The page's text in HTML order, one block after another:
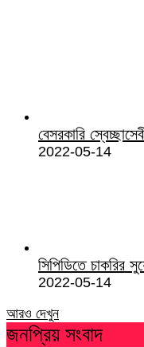
বেসরকারি
2022-05-14
সিপিডিতে চাকরির
2022-05-14
আরও দেখুন
জনপ্রিয় সংবাদ